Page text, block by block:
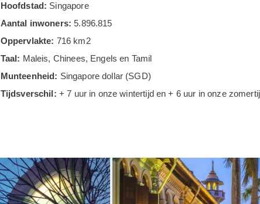
Hoofdstad: Singapore
Aantal inwoners:5.896.815
Oppervlakte: 716 km2
Taal: Maleis, Chinees, Engels en Tamil
Munteenheid: Singapore dollar (SGD)
Tijdsverschil: + 7 uur in onze wintertijd en + 6 uur in onze